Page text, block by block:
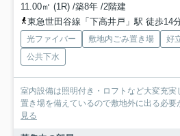
11.00㎡ (1R) /築8年 /2階建
東急世田谷線「下高井戸」駅 徒歩14
光ファイバー 敷地内ごみ置き場 好
公共下水
室内設備は照明付き・ロフトなど大変充実
置き場を備えているので敷地外に出る必要
見る